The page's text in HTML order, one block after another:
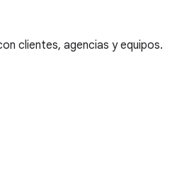
clientes, agencias y equipos.